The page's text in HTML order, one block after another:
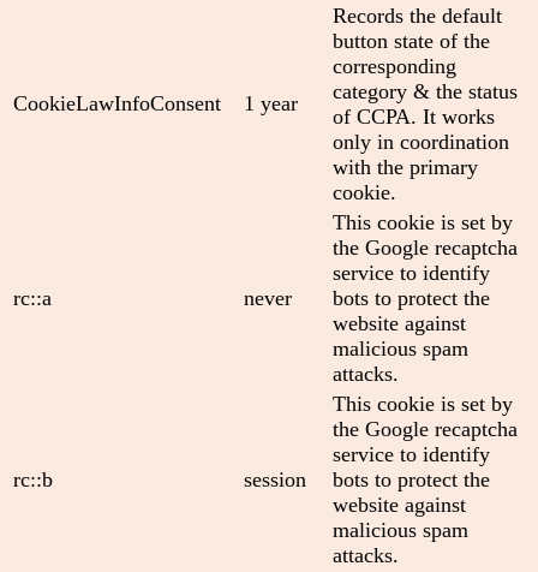
CookieLawInfoConsent 1 year
Records the default
button state of the
corresponding
category & the status
of CCPA. It works
only in coordination
with the primary
cookie.
rc::a never
This cookie is set by
the Google recaptcha
service to identify
bots to protect the
website against
malicious spam
attacks.
rc::b session
This cookie is set by
the Google recaptcha
service to identify
bots to protect the
website against
malicious spam
attacks.